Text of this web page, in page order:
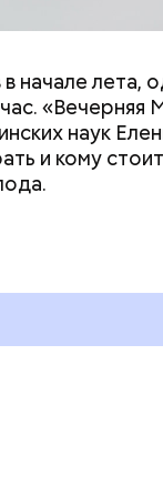
начале лета,
«Вечерняя
наук
и кому стоит